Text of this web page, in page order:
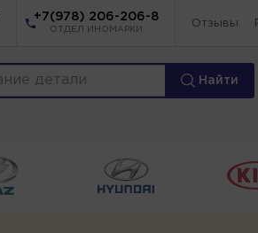
+7(978) 206-206-8
ОТДЕЛ ИНОМАРКИ
Отзывы
Найти